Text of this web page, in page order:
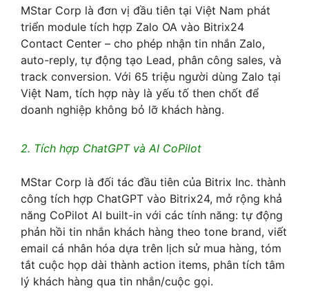
MStar Corp là đơn vị đầu tiên tại Việt Nam phát
triển module tích hợp Zalo OA vào Bitrix24
Contact Center – cho phép nhận tin nhắn Zalo,
auto-reply, tự động tạo Lead, phân công sales, và
track conversion. Với 65 triệu người dùng Zalo tại
Việt Nam, tích hợp này là yếu tố then chốt để
doanh nghiệp không bỏ lỡ khách hàng.
2. Tích hợp ChatGPT và AI CoPilot
MStar Corp là đối tác đầu tiên của Bitrix Inc. thành
công tích hợp ChatGPT vào Bitrix24, mở rộng khả
năng CoPilot AI built-in với các tính năng: tự động
phản hồi tin nhắn khách hàng theo tone brand, viết
email cá nhân hóa dựa trên lịch sử mua hàng, tóm
tắt cuộc họp dài thành action items, phân tích tâm
lý khách hàng qua tin nhắn/cuộc gọi.